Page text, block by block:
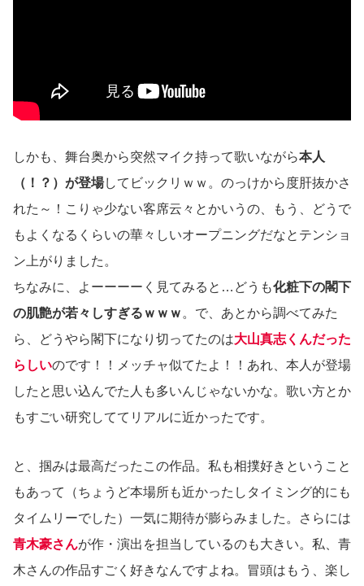
しかも、舞台奥から突然マイク持って歌いながら本人
（！？）が登場してビックリｗｗ。のっけから度肝抜かさ
れた～！こりゃ少ない客席云々とかいうの、もう、どうで
もよくなるくらいの華々しいオープニングだなとテンショ
ン上がりました。
ちなみに、よーーーーく見てみると…どうも化粧下の閣下
の肌艶が若々しすぎるｗｗｗ 。で、あとから調べてみた
ら、どうやら閣下になり切ってたのは大山真志くんだった
らしいのです！！メッチャ似てたよ！！あれ、本人が登場
したと思い込んでた人も多いんじゃないかな。歌い方とか
もすごい研究しててリアルに近かったです。
と、掴みは最高だったこの作品。私も相撲好きということ
もあって（ちょうど本場所も近かったしタイミング的にも
タイムリーでした）一気に期待が膨らみました。さらには
青木豪さんが作・演出を担当しているのも大きい。私、青
木さんの作品すごく好きなんですよね。冒頭はもう、楽し